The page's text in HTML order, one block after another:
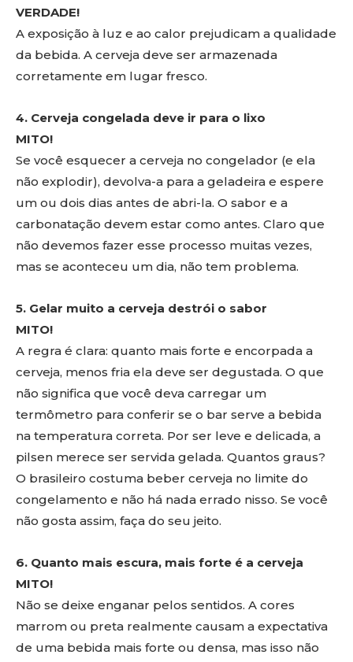
VERDADE!
A exposição à luz e ao calor prejudicam a qualidade
da bebida. A cerveja deve ser armazenada
corretamente em lugar fresco.
4. Cerveja congelada deve ir para o lixo
MITO!
Se você esquecer a cerveja no congelador (e ela
não explodir), devolva-a para a geladeira e espere
um ou dois dias antes de abri-la. O sabor e a
carbonatação devem estar como antes. Claro que
não devemos fazer esse processo muitas vezes,
mas se aconteceu um dia, não tem problema.
5. Gelar muito a cerveja destrói o sabor
MITO!
A regra é clara: quanto mais forte e encorpada a
cerveja, menos fria ela deve ser degustada. O que
não significa que você deva carregar um
termômetro para conferir se o bar serve a bebida
na temperatura correta. Por ser leve e delicada, a
pilsen merece ser servida gelada. Quantos graus?
O brasileiro costuma beber cerveja no limite do
congelamento e não há nada errado nisso. Se você
não gosta assim, faça do seu jeito.
6. Quanto mais escura, mais forte é a cerveja
MITO!
Não se deixe enganar pelos sentidos. A cores
marrom ou preta realmente causam a expectativa
de uma bebida mais forte ou densa, mas isso não